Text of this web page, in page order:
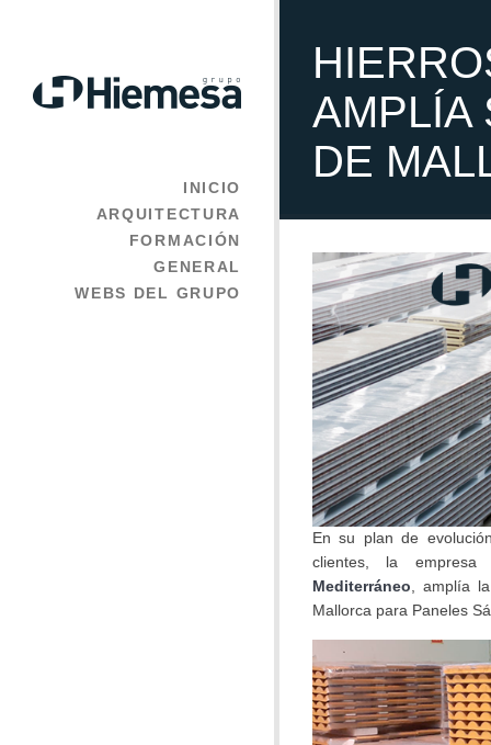
INICIO
ARQUITECTURA
FORMACIÓN
GENERAL
WEBS DEL GRUPO
AMPLÍA
DE
En su plan de
clientes, la
Mediterráneo, amplía
Mallorca para Paneles